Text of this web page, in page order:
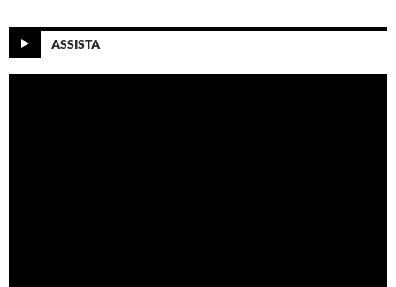
ASSISTA